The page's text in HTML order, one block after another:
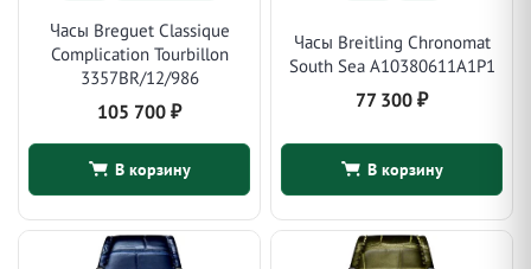
Часы Breguet Classique
Complication Tourbillon
3357BR/12/986
105 700 ₽
В корзину
Часы Breitling Chronomat
South Sea A10380611A1P1
77 300 ₽
В корзину